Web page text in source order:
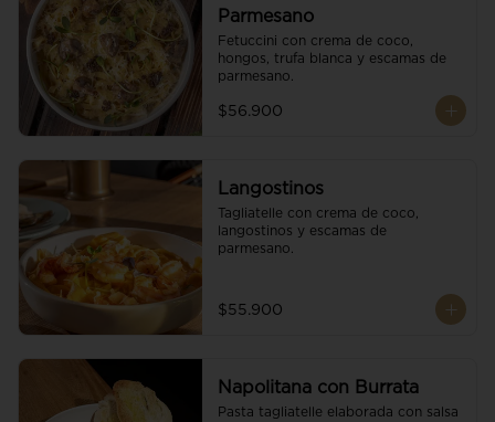
Parmesano
Fetuccini con crema de coco,
hongos, trufa blanca y escamas de
parmesano.
$56.900
Langostinos
Tagliatelle con crema de coco,
langostinos y escamas de
parmesano.
$55.900
Napolitana con Burrata
Pasta tagliatelle elaborada con salsa